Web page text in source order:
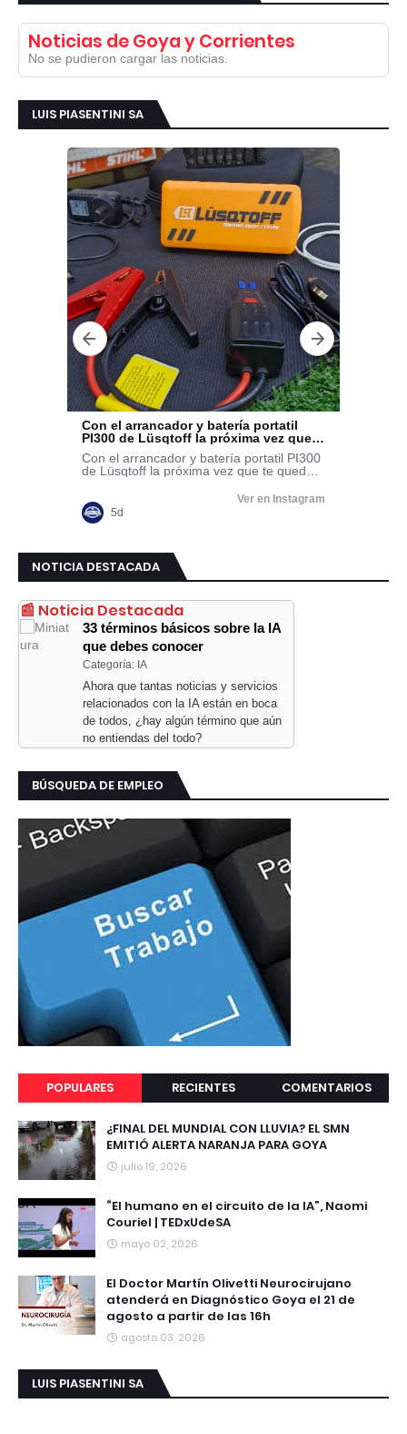
Noticias de Goya y Corrientes
No se pudieron cargar las noticias.
LUIS PIASENTINI SA
NOTICIA DESTACADA
📰 Noticia Destacada
33 términos básicos sobre la IA
que debes conocer
Categoría: IA
Ahora que tantas noticias y servicios
relacionados con la IA están en boca
de todos, ¿hay algún término que aún
no entiendas del todo?
BÚSQUEDA DE EMPLEO
POPULARES RECIENTES COMENTARIOS
¿FINAL DEL MUNDIAL CON LLUVIA? EL SMN
EMITIÓ ALERTA NARANJA PARA GOYA
julio 19, 2026
“El humano en el circuito de la IA”, Naomi
Couriel | TEDxUdeSA
mayo 02, 2026
El Doctor Martín Olivetti Neurocirujano
atenderá en Diagnóstico Goya el 21 de
agosto a partir de las 16h
agosto 03, 2026
LUIS PIASENTINI SA